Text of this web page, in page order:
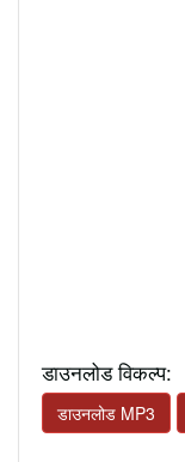
डाउनलोड विकल्प:
डाउनलोड MP3